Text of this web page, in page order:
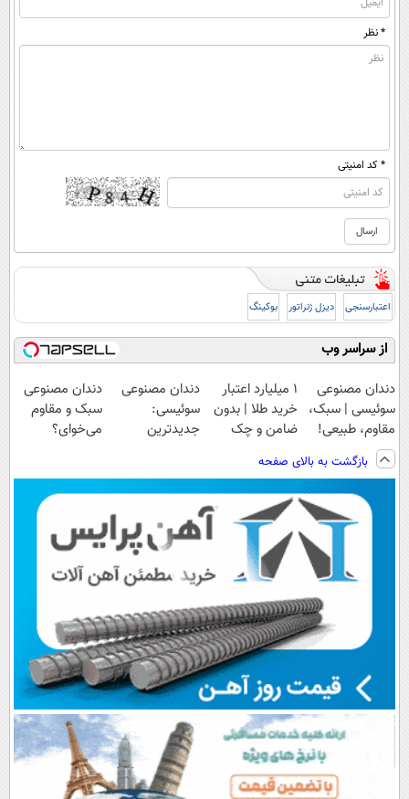
* نظر
* کد امنیتی
اعتبارسنجی دیزل ژنراتور بوکینگ
از سراسر وب
دندان مصنوعی
سوئیسی | سبک،
مقاوم، طبیعی!
ویزیت
رایگان+پرداخت
اقساطی😍
۱ میلیارد اعتبار
خرید طلا | بدون
ضامن و چک
دندان مصنوعی
سوئیسی:
جدیدترین
پرداخت قسطی
دندان مصنوعی
سبک و مقاوم
می‌خوای؟
📍تهران
بازگشت به بالای صفحه